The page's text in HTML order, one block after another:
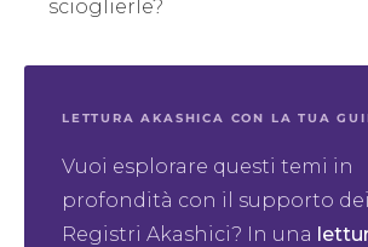
scioglierle?
LETTURA AKASHICA CON LA TUA
Vuoi esplorare questi temi in
profondità con il supporto dei
Registri Akashici? In una